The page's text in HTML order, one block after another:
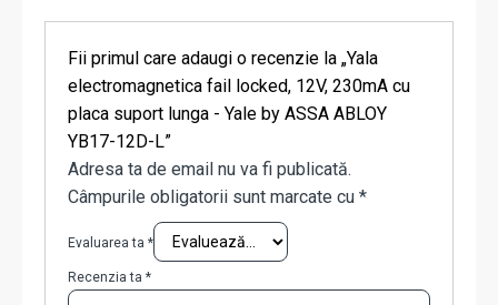
Fii primul care adaugi o recenzie la „Yala
electromagnetica fail locked, 12V, 230mA cu
placa suport lunga - Yale by ASSA ABLOY
YB17-12D-L”
Adresa ta de email nu va fi publicată.
Câmpurile obligatorii sunt marcate cu *
Evaluarea ta *
Recenzia ta *